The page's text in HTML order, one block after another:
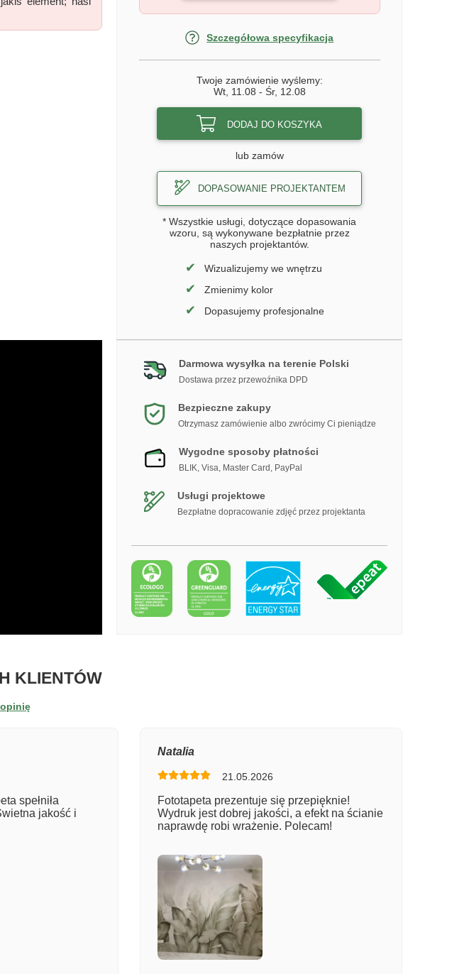
Szczegółowa specyfikacja
Twoje zamówienie wyślemy:
Wt, 11.08 - Śr, 12.08
DODAJ DO KOSZYKA
lub zamów
DOPASOWANIE PROJEKTANTEM
* Wszystkie usługi, dotyczące dopasowania
wzoru, są wykonywane bezpłatnie przez
naszych projektantów.
✔ Wizualizujemy we wnętrzu
✔ Zmienimy kolor
✔ Dopasujemy profesjonalne
Darmowa wysyłka na terenie Polski
Dostawa przez przewoźnika DPD
Bezpieczne zakupy
Otrzymasz zamówienie albo zwrócimy Ci pieniądze
Wygodne sposoby płatności
BLIK, Visa, Master Card, PayPal
Usługi projektowe
Bezpłatne dopracowanie zdjęć przez projektanta
KLIENTÓWO TAPECIE DROGA DO KRAINY BAŚNI
spełniła
jakość i
Natalia
21.05.2026
Fototapeta prezentuje się przepięknie!
Wydruk jest dobrej jakości, a efekt na ścianie
naprawdę robi wrażenie. Polecam!